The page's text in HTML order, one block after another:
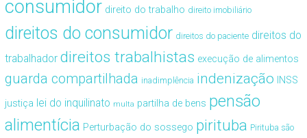
consumidor direito do trabalho direito imobiliário
direitos do consumidor direitos do paciente direitos do
trabalhador direitos trabalhistas execução de alimentos
guarda compartilhada inadimplência indenização INSS
justiça lei do inquilinato multa partilha de bens pensão
alimentícia Perturbação do sossego pirituba Pirituba são